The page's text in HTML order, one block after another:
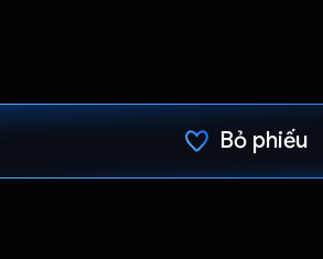
Bỏ phiếu